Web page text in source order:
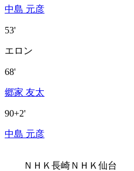
中島 元彦
53'
エロン
68'
郷家 友太
90+2'
中島 元彦
ＮＨＫ長崎 ＮＨＫ仙台